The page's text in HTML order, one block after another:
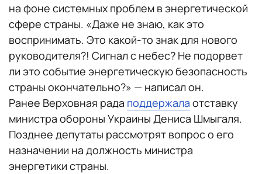
на фоне системных проблем в энергетической
сфере страны. «Даже не знаю, как это
воспринимать. Это какой-то знак для нового
руководителя?! Сигнал с небес? Не подорвет
ли это событие энергетическую безопасность
страны окончательно?» — написал он.
Ранее Верховная рада поддержала отставку
министра обороны Украины Дениса Шмыгаля.
Позднее депутаты рассмотрят вопрос о его
назначении на должность министра
энергетики страны.